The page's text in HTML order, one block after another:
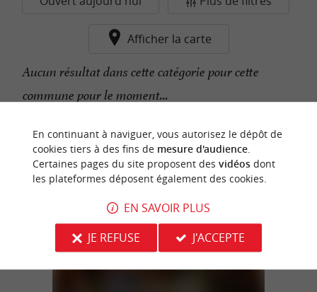
Afficher la carte
Aucun résultat dans cette catégorie pour cette
commune pour le moment...
n
o
t
r
e
c
o
u
p
d
e
c
o
e
u
r
En continuant à naviguer, vous autorisez le dépôt de
cookies tiers à des fins de mesure d'audience.
Certaines pages du site proposent des vidéosdont
les plateformes déposent également des cookies.
EN SAVOIR PLUS
JE REFUSE
J'ACCEPTE